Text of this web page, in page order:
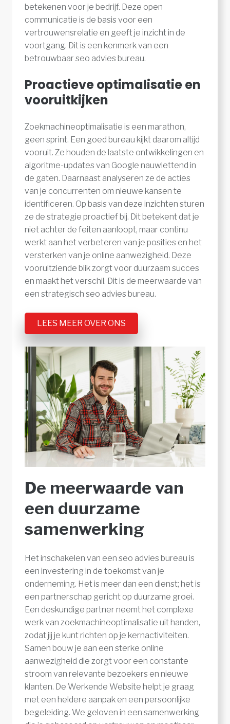
betekenen voor je bedrijf. Deze open
communicatie is de basis voor een
vertrouwensrelatie en geeft je inzicht in de
voortgang. Dit is een kenmerk van een
betrouwbaar seo advies bureau.
Proactieve optimalisatie en
vooruitkijken
Zoekmachineoptimalisatie is een marathon,
geen sprint. Een goed bureau kijkt daarom altijd
vooruit. Ze houden de laatste ontwikkelingen en
algoritme-updates van Google nauwlettend in
de gaten. Daarnaast analyseren ze de acties
van je concurrenten om nieuwe kansen te
identificeren. Op basis van deze inzichten sturen
ze de strategie proactief bij. Dit betekent dat je
niet achter de feiten aanloopt, maar continu
werkt aan het verbeteren van je posities en het
versterken van je online aanwezigheid. Deze
vooruitziende blik zorgt voor duurzaam succes
en maakt het verschil. Dit is de meerwaarde van
een strategisch seo advies bureau.
LEES MEER OVER ONS
De meerwaarde van
een duurzame
samenwerking
Het inschakelen van een seo advies bureau is
een investering in de toekomst van je
onderneming. Het is meer dan een dienst; het is
een partnerschap gericht op duurzame groei.
Een deskundige partner neemt het complexe
werk van zoekmachineoptimalisatie uit handen,
zodat jij je kunt richten op je kernactiviteiten.
Samen bouw je aan een sterke online
aanwezigheid die zorgt voor een constante
stroom van relevante bezoekers en nieuwe
klanten. De Werkende Website helpt je graag
met een heldere aanpak en een persoonlijke
begeleiding. We geloven in een samenwerking